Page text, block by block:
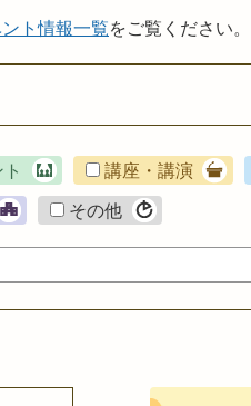
ト情報一覧をご覧ください。
講座・講演
その他